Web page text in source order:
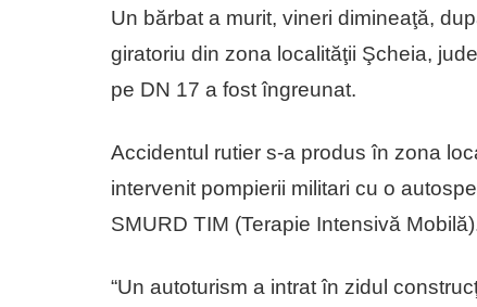
Un bărbat a murit, vineri dimineaţă,
giratoriu din zona localităţii Şcheia,
pe DN 17 a fost îngreunat.
Accidentul rutier s-a produs în zona
intervenit pompierii militari cu o
SMURD TIM (Terapie Intensivă
“Un autoturism a intrat în zidul